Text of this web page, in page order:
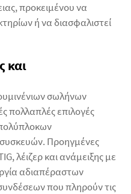
προκειμένου να
ή να διασφαλιστεί
και
σωλήνων
πολλαπλές επιλογές
Προηγμένες
λέιζερ και ανάμειξης με
αδιαπέραστων
που πληρούν τις